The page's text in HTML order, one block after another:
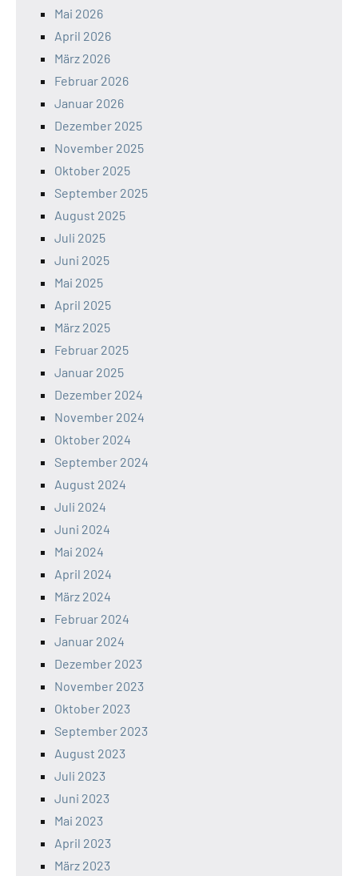
Mai 2026
April 2026
März 2026
Februar 2026
Januar 2026
Dezember 2025
November 2025
Oktober 2025
September 2025
August 2025
Juli 2025
Juni 2025
Mai 2025
April 2025
März 2025
Februar 2025
Januar 2025
Dezember 2024
November 2024
Oktober 2024
September 2024
August 2024
Juli 2024
Juni 2024
Mai 2024
April 2024
März 2024
Februar 2024
Januar 2024
Dezember 2023
November 2023
Oktober 2023
September 2023
August 2023
Juli 2023
Juni 2023
Mai 2023
April 2023
März 2023